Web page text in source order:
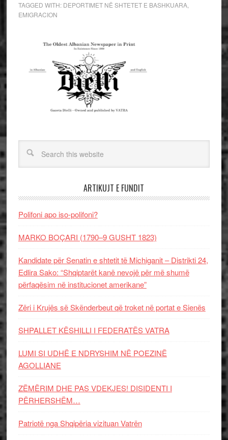
TAGGED WITH: DEPORTIMET NË SHTETET E BASHKUARA,
EMIGRACION
ARTIKUJT E FUNDIT
Polifoni apo iso-polifoni?
MARKO BOÇARI (1790–9 GUSHT 1823)
Kandidate për Senatin e shtetit të Michiganit – Distrikti 24,
Edlira Sako: “Shqiptarët kanë nevojë për më shumë
përfaqësim në institucionet amerikane”
Zëri i Krujës së Skënderbeut që troket në portat e Sienës
SHPALLET KËSHILLI I FEDERATËS VATRA
LUMI SI UDHË E NDRYSHIM NË POEZINË
AGOLLIANE
ZËMËRIM DHE PAS VDEKJES! DISIDENTI I
PËRHERSHËM…
Patriotë nga Shqipëria vizituan Vatrën